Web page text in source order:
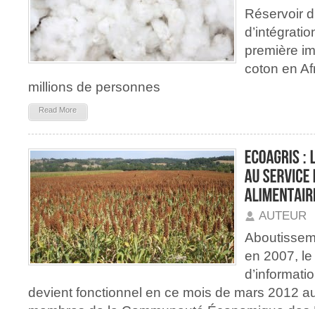
Réservoir
première
coton en
millions de personnes
Read More
AUTEUR
en 2007,
devient fonctionnel en ce mois de mars 2012